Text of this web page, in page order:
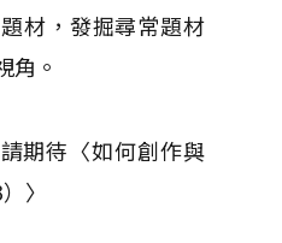
材，發掘尋常題材
角。
期待〈如何創作與
〉